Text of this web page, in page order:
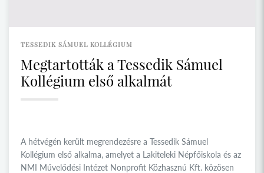
TESSEDIK SÁMUEL KOLLÉGIUM
Megtartották a Tessedik Sámuel
Kollégium első alkalmát
A hétvégén került megrendezésre a Tessedik Sámuel
Kollégium első alkalma, amelyet a Lakiteleki Népfőiskola és az
NMI Művelődési Intézet Nonprofit Közhasznú Kft. közösen